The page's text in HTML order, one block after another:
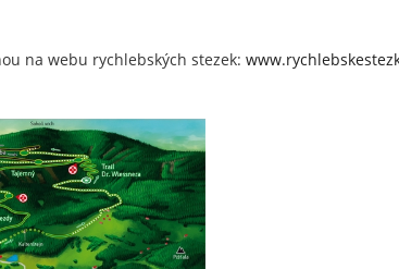
na webu rychlebských stezek: